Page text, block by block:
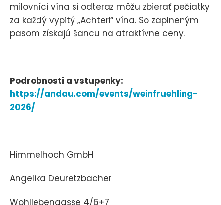
milovníci vína si odteraz môžu zbierať pečiatky
za každý vypitý „Achterl“ vína. So zaplneným
pasom získajú šancu na atraktívne ceny.
Podrobnosti a vstupenky:
https://andau.com/events/weinfruehling-
2026/
Himmelhoch GmbH
Angelika Deuretzbacher
Wohllebengasse 4/6+7